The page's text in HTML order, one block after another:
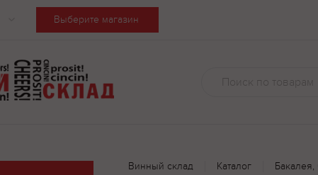
Выберите магазин
Винный склад Каталог